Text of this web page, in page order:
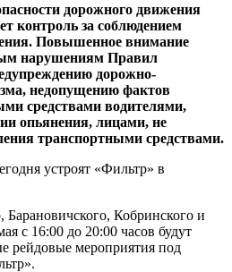
дорожного движения
контроль за соблюдением
Повышенное внимание
нарушениям Правил
дорожно-
недопущению фактов
средствами водителями,
опьянения, лицами, не
транспортными средствами.
Барановичского, Кобринского и
с 16:00 до 20:00 часов будут
рейдовые мероприятия под